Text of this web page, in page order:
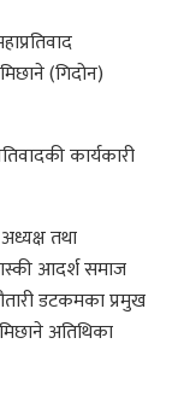
(गिदोन)
कार्यकारी
तथा
आदर्श समाज
डटकमका प्रमुख
अतिथिका